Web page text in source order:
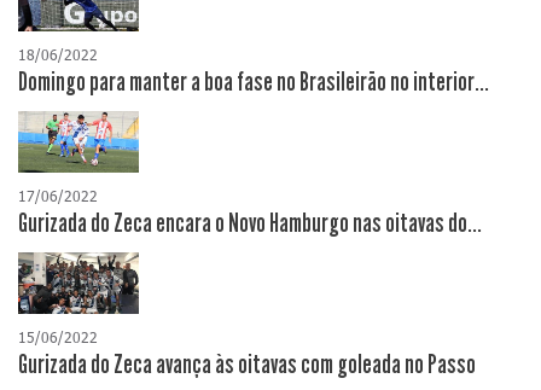
18/06/2022
Domingo para manter a boa fase no Brasileirão no interior...
17/06/2022
Gurizada do Zeca encara o Novo Hamburgo nas oitavas do...
15/06/2022
Gurizada do Zeca avança às oitavas com goleada no Passo